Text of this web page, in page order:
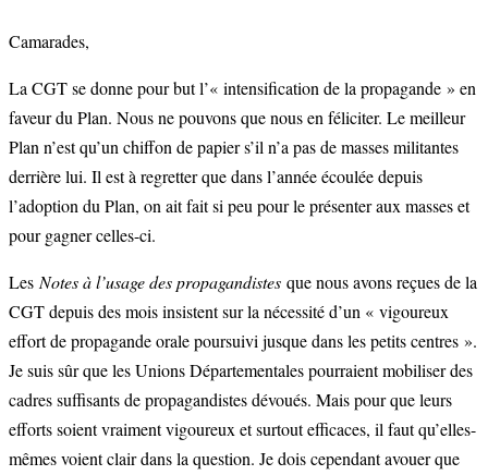
Camarades,
La CGT se donne pour but l’« intensification de la propagande » en
faveur du Plan. Nous ne pouvons que nous en féliciter. Le meilleur
Plan n’est qu’un chiffon de papier s’il n’a pas de masses militantes
derrière lui. Il est à regretter que dans l’année écoulée depuis
l’adoption du Plan, on ait fait si peu pour le présenter aux masses et
pour gagner celles-ci.
Les Notes à l’usage des propagandistes que nous avons reçues de la
CGT depuis des mois insistent sur la nécessité d’un « vigoureux
effort de propagande orale poursuivi jusque dans les petits centres ».
Je suis sûr que les Unions Départementales pourraient mobiliser des
cadres suffisants de propagandistes dévoués. Mais pour que leurs
efforts soient vraiment vigoureux et surtout efficaces, il faut qu’elles-
mêmes voient clair dans la question. Je dois cependant avouer que